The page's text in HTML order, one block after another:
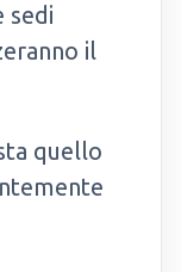
sedi
il
quello